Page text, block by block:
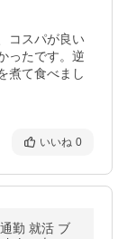
コスパが良い
ったです。逆
煮て食べまし
いいね 0
勤 就活 ブ